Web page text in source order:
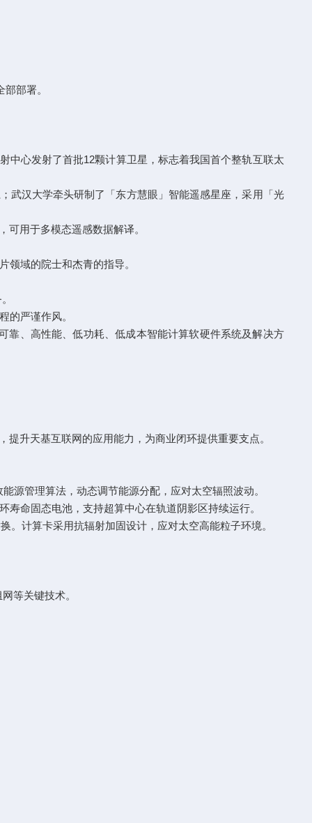
部署。
心发射了首批12颗计算卫星，标志着我国首个整轨互联太
汉大学牵头研制了「东方慧眼」智能遥感星座，采用「光
用于多模态遥感数据解译。
域的院士和杰青的指导。
严谨作风。
、高性能、低功耗、低成本智能计算软硬件系统及解决方
升天基互联网的应用能力，为商业闭环提供重要支点。
管理算法，动态调节能源分配，应对太空辐照波动。
命固态电池，支持超算中心在轨道阴影区持续运行。
计算卡采用抗辐射加固设计，应对太空高能粒子环境。
等关键技术。